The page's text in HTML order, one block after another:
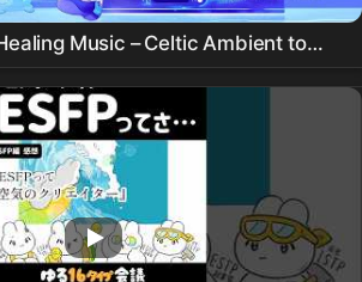
Music – Celtic Ambient to
Joy & Positive Energy